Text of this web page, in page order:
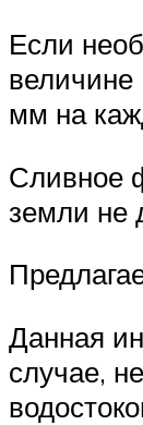
Если
величине
мм на
Сливное
земли не
Данная
случае,